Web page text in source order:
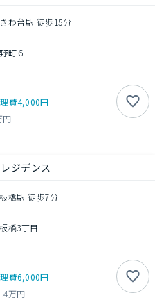
わ台駅 徒歩15分
町６
費4,000円
円
ジデンス
橋駅 徒歩7分
橋3丁目
費6,000円
万円